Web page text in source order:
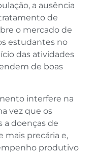
a ausência
de
o mercado de
estudantes no
das atividades
de boas
interfere na
vez que os
a doenças de
mais precária e,
produtivo